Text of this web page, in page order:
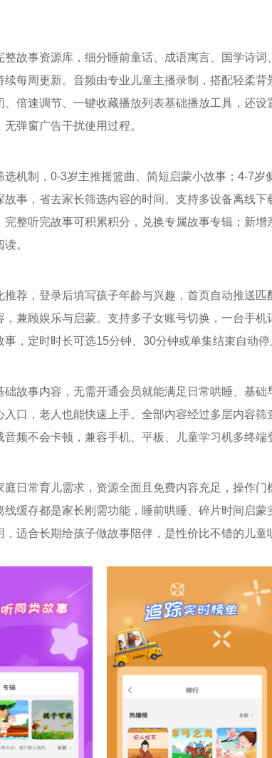
整故事资源库，细分睡前童话、成语寓言、国学诗
续每周更新。音频由专业儿童主播录制，搭配轻柔
倍速调节、一键收藏播放列表基础播放工具，还设
弹窗广告干扰使用过程。
选机制，0-3岁主推摇篮曲、简短启蒙小故事；4-7
故事，省去家长筛选内容的时间。支持多设备离线
完整听完故事可积累积分，兑换专属故事专辑；新
。
推荐，登录后填写孩子年龄与兴趣，首页自动推送匹
，兼顾娱乐与启蒙。支持多子女账号切换，一台手
，定时时长可选15分钟、30分钟或单集结束自动停
础故事内容，无需开通会员就能满足日常哄睡、基础
入口，老人也能快速上手。全部内容经过多层内容
频不会卡顿，兼容手机、平板、儿童学习机多终端
庭日常育儿需求，资源全面且免费内容充足，操作
线缓存都是家长刚需功能，睡前哄睡、碎片时间启
适合长期给孩子做故事陪伴，是性价比不错的儿童